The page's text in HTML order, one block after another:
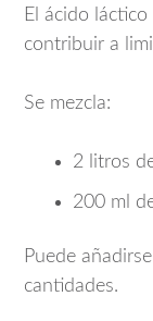
El ácido
contribuir a
Se mezcla:
2 litros
200 ml
Puede
cantidades.